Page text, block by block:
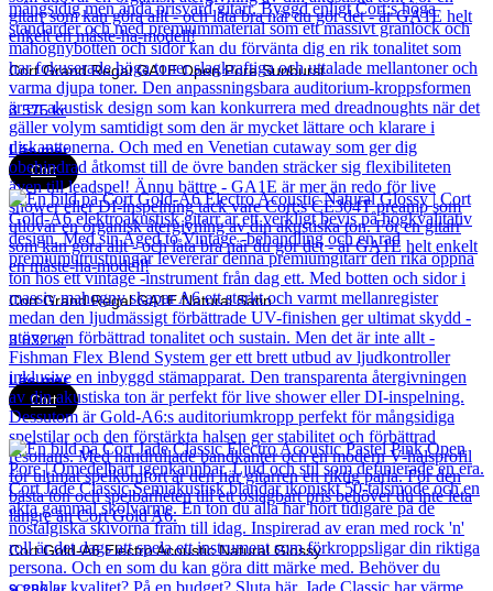
Cort Grand Regal GA1E Open Pore Sunburst
3 575kr
Läs mer
Cort
Cort Grand Regal GA1E Natural Satin
3 832kr
Läs mer
Cort
Cort Gold-A6 Electro Acoustic Natural Glossy